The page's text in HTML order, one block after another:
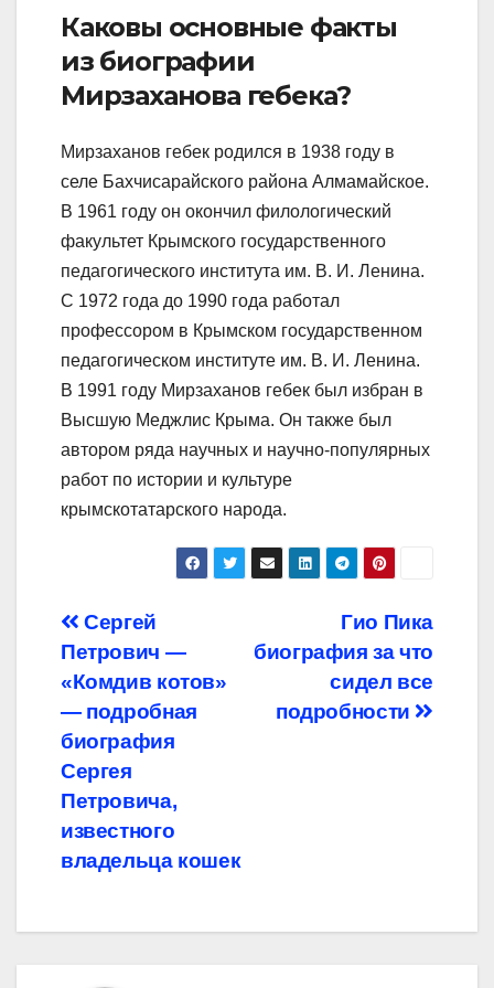
Каковы основные факты
из биографии
Мирзаханова гебека?
Мирзаханов гебек родился в 1938 году в
селе Бахчисарайского района Алмамайское.
В 1961 году он окончил филологический
факультет Крымского государственного
педагогического института им. В. И. Ленина.
С 1972 года до 1990 года работал
профессором в Крымском государственном
педагогическом институте им. В. И. Ленина.
В 1991 году Мирзаханов гебек был избран в
Высшую Меджлис Крыма. Он также был
автором ряда научных и научно-популярных
работ по истории и культуре
крымскотатарского народа.
Навигация
по
записям
Гио Пика
биография за что
сидел все
подробности
Сергей
Петрович —
«Комдив котов»
— подробная
биография
Сергея
Петровича,
известного
владельца кошек